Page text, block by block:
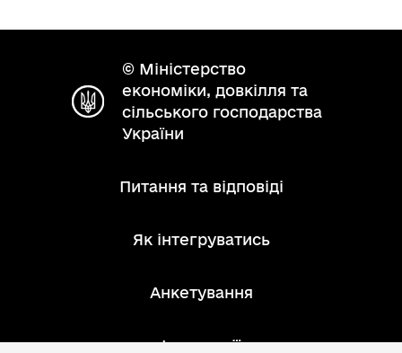
© Міністерство
економіки, довкілля та
сільського господарства
України
Питання та відповіді
Як інтегруватись
Анкетування
Інструкції